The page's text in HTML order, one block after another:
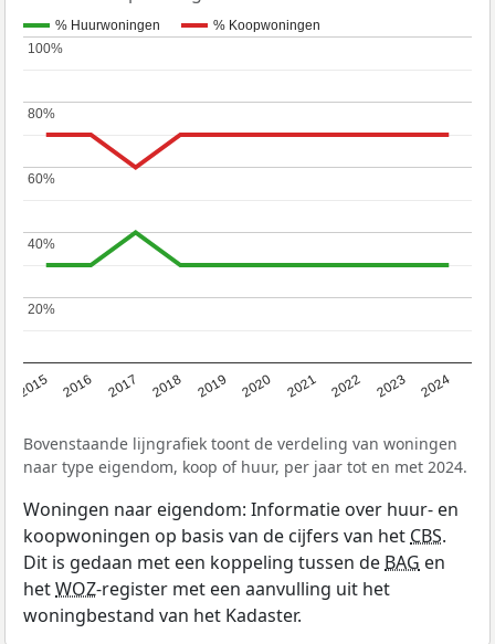
% Huurwoningen % Koopwoningen
2015 2016 2017 2018 2019 2020 2021 2022 2023 2024
20%
20%
40%
40%
60%
60%
80%
80%
100%
100%
Bovenstaande lijngrafiek toont de verdeling van woningen
naar type eigendom, koop of huur, per jaar tot en met 2024.
Woningen naar eigendom: Informatie over huur- en
koopwoningen op basis van de cijfers van het CBS.
Dit is gedaan met een koppeling tussen de BAG en
hetWOZ-register met een aanvulling uit het
woningbestand van het Kadaster.